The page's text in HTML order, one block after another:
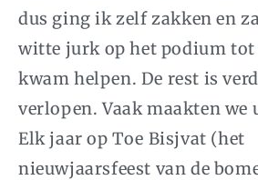
dus ging ik zelf zakken en
witte jurk op het podium tot
kwam helpen. De rest is
verlopen. Vaak maakten we
Elk jaar op Toe Bisjvat (het
nieuwjaarsfeest van de